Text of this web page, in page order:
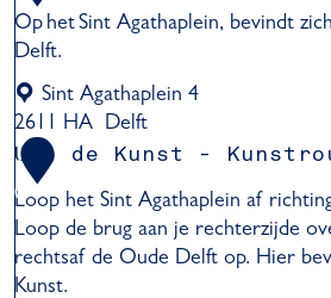
t
e
s
t
o
u
t
e
r
i
n
s
e
n
h
o
f
D
d
i
u
m
-
K
u
n
s
t
Op het Sint Agathaplein, bevindt
Delft.
Sint Agathaplein 4
2611 HA Delft
K
n
s
t
1
0
Uit de Kunst -
Loop het Sint Agathaplein af
Loop de brug aan je rechterzijde
rechtsaf de Oude Delft op. Hier
Kunst.